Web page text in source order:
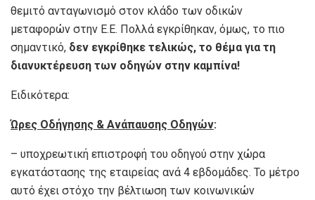
θεμιτό ανταγωνισμό στον κλάδο των οδικών
μεταφορών στην Ε.Ε. Πολλά εγκρίθηκαν, όμως, το πιο
σημαντικό, δεν εγκρίθηκε τελικώς, το θέμα για τη
διανυκτέρευση των οδηγών στην καμπίνα!
Ειδικότερα:
Ώρες Οδήγησης & Ανάπαυσης Οδηγών:
– υποχρεωτική επιστροφή του οδηγού στην χώρα
εγκατάστασης της εταιρείας ανά 4 εβδομάδες. Το μέτρο
αυτό έχει στόχο την βέλτιωση των κοινωνικών